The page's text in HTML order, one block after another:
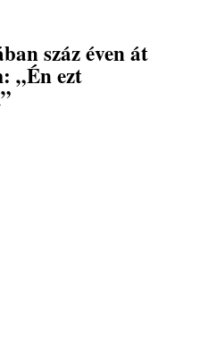
száz éven át
„Én ezt